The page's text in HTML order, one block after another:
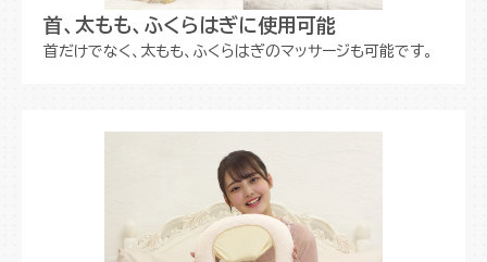
首、太もも、ふくらはぎに使用可能
首だけでなく、太もも、ふくらはぎのマッサージも可能です。